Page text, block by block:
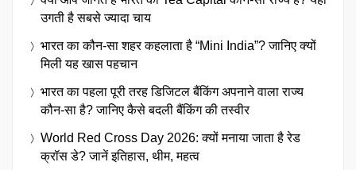
उगती है सबसे ज्यादा चाय
भारत का कौन-सा शहर कहलाता है “Mini India”? जानिए क्यों
मिली यह खास पहचान
भारत का पहला पूरी तरह डिजिटल बैंकिंग अपनाने वाला राज्य
कौन-सा है? जानिए कैसे बदली बैंकिंग की तस्वीर
World Red Cross Day 2026: क्यों मनाया जाता है रेड
क्रॉस डे? जानें इतिहास, थीम, महत्व